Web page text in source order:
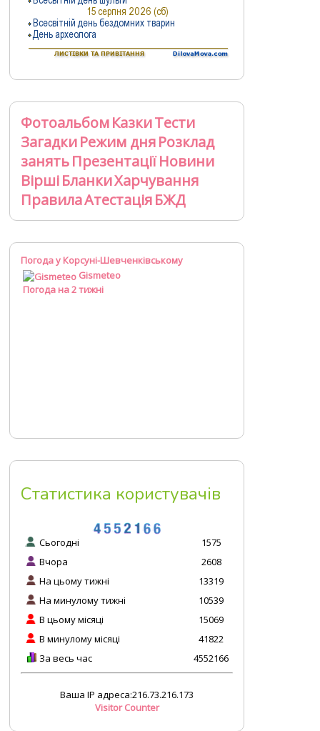
ФотоальбомКазкиТести
ЗагадкиРежим дняРозклад
занятьПрезентаціїНовини
ВіршіБланкиХарчування
ПравилаАтестаціяБЖД
Погода у Корсуні-Шевченківському
Gismeteo
Погода на 2 тижні
Статистика користувачів
Сьогодні
Вчора
На цьому тижні
На минулому тижні
В цьому місяці
В минулому місяці
За весь час
1575
2608
13319
10539
15069
41822
4552166
Ваша IP адреса:216.73.216.173
Visitor Counter